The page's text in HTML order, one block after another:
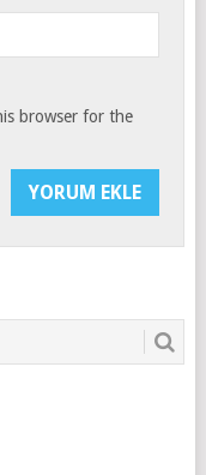
browser for the